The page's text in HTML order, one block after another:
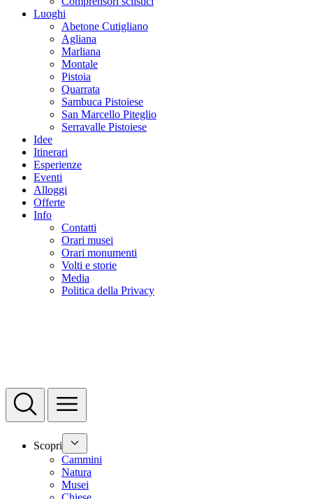
Luoghi
Abetone Cutigliano
Agliana
Marliana
Montale
Pistoia
Quarrata
Sambuca Pistoiese
San Marcello Piteglio
Serravalle Pistoiese
Idee
Itinerari
Esperienze
Eventi
Alloggi
Offerte
Info
Contatti
Orari musei
Orari monumenti
Volti e storie
Media
Politica della Privacy
Scopri
Cammini
Natura
Musei